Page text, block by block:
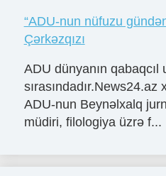
“ADU-nun nüfuzu
Çərkəzqızı
ADU dünyanın qabaqcıl
ADU-nun Beynəlxalq
müdiri, filologiya üzrə f...